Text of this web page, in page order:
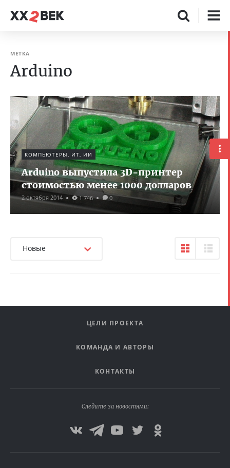
МЕТКА
Arduino
КОМПЬЮТЕРЫ, ИТ, ИИ
Arduino выпустила 3D-принтер
стоимостью менее 1000 долларов
2 октября 2014 1 746 0
Новые
ЦЕЛИ ПРОЕКТА
КОМАНДА И АВТОРЫ
КОНТАКТЫ
Следите за новостями: